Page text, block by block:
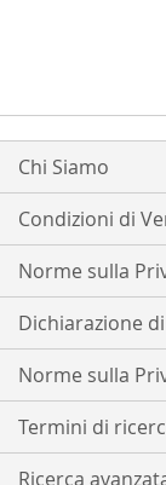
Chi Siamo
Condizioni di
Norme sulla
Dichiarazione
Norme sulla
Termini di
Ricerca